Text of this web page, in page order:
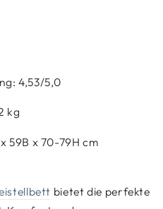
4,53/5,0
kg
59B x 70-79H cm
bietet die perfekte